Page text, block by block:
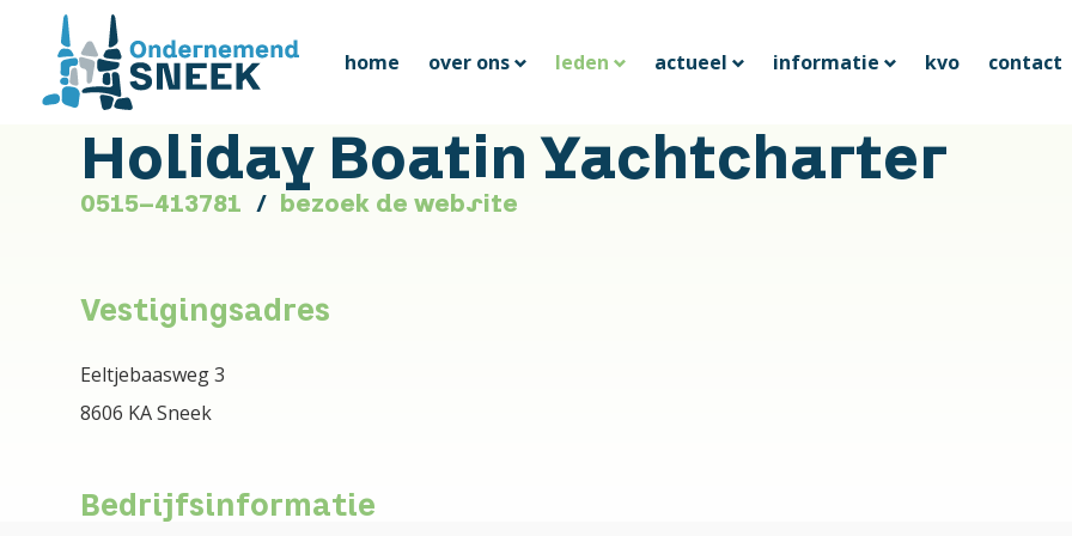
home over ons leden actueel informatie kvo contact
Holiday Boatin Yachtcharter
0515-413781 bezoek de website
Vestigingsadres
Eeltjebaasweg 3
8606 KA Sneek
Bedrijfsinformatie